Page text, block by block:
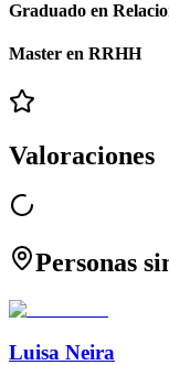
Graduado en
Master en RRHH
Valoraciones
Personas
Luisa Neira